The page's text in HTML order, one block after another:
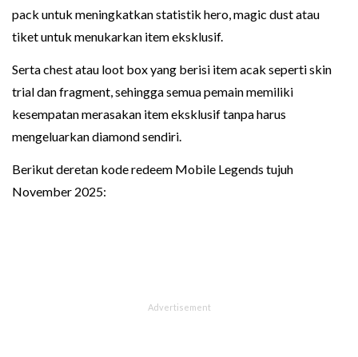
pack untuk meningkatkan statistik hero, magic dust atau
tiket untuk menukarkan item eksklusif.
Serta chest atau loot box yang berisi item acak seperti skin
trial dan fragment, sehingga semua pemain memiliki
kesempatan merasakan item eksklusif tanpa harus
mengeluarkan diamond sendiri.
Berikut deretan kode redeem Mobile Legends tujuh
November 2025: